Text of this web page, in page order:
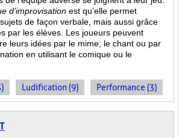
d’improvisation est qu’elle permet
de façon verbale, mais aussi grâce
par les élèves. Les joueurs peuvent
leurs idées par le mime, le chant ou par
en utilisant le comique ou le
Ludification (9) Performance (3)